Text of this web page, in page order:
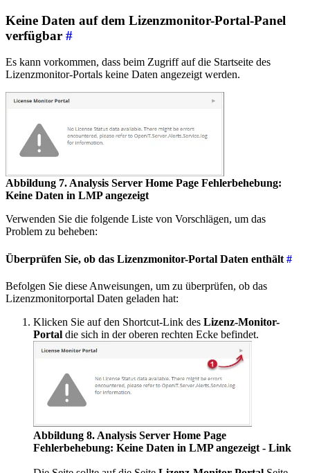
Keine Daten auf dem Lizenzmonitor-Portal-Panel
verfügbar #
Es kann vorkommen, dass beim Zugriff auf die Startseite des
Lizenzmonitor-Portals keine Daten angezeigt werden.
Abbildung 7. Analysis Server Home Page Fehlerbehebung:
Keine Daten in LMP angezeigt
Verwenden Sie die folgende Liste von Vorschlägen, um das
Problem zu beheben:
Überprüfen Sie, ob das Lizenzmonitor-Portal Daten enthält #
Befolgen Sie diese Anweisungen, um zu überprüfen, ob das
Lizenzmonitorportal Daten geladen hat:
Klicken Sie auf den Shortcut-Link des Lizenz-Monitor-
Portal die sich in der oberen rechten Ecke befindet.
Abbildung 8. Analysis Server Home Page
Fehlerbehebung: Keine Daten in LMP angezeigt - Link